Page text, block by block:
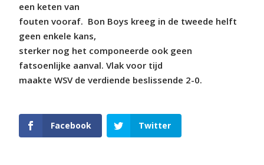
een keten van
fouten vooraf. Bon Boys kreeg in de tweede helft
geen enkele kans,
sterker nog het componeerde ook geen
fatsoenlijke aanval. Vlak voor tijd
maakte WSV de verdiende beslissende 2-0.
Facebook Twitter